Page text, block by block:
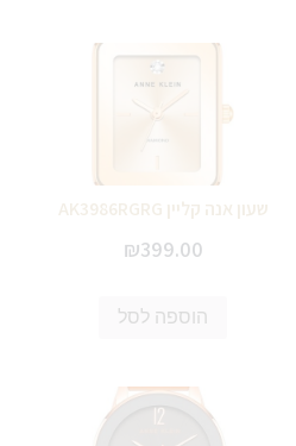
שעון אנה קליין AK3986RGRG
₪399.00
הוספה לסל